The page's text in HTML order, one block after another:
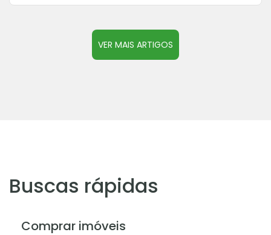
VER MAIS ARTIGOS
Buscas rápidas
Comprar imóveis